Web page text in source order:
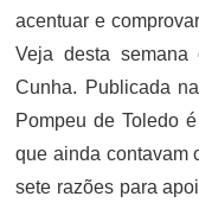
acentuar e
Veja desta semana
Cunha. Publicada
Pompeu de Toledo
que ainda contavam
sete razões para